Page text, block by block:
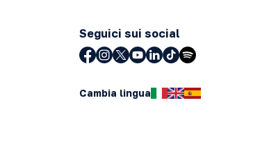
Seguici sui social
Cambia lingua